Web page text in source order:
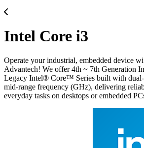
Intel Core i3
Operate your industrial, embedded device
Advantech! We offer 4th ~ 7th Generation
Legacy Intel® Core™ Series built with dual-
mid-range frequency (GHz), delivering
everyday tasks on desktops or embedded